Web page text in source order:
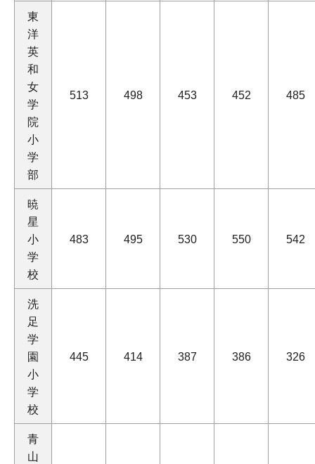
東
洋
英
和
女
学
院
小
学
部
513 498 453 452 485
暁
星
小
学
校
483 495 530 550 542
洗
足
学
園
小
学
校
445 414 387 386 326
青
山